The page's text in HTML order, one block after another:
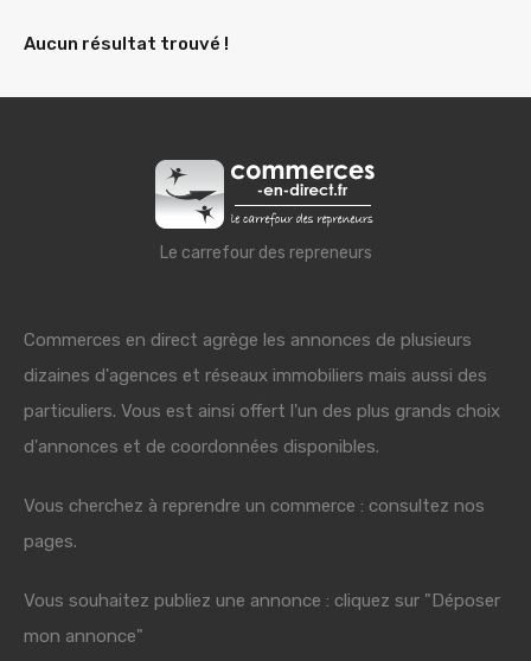
Aucun résultat trouvé !
Le carrefour des repreneurs
Commerces en direct agrège les annonces de plusieurs
dizaines d'agences et réseaux immobiliers mais aussi des
particuliers. Vous est ainsi offert l'un des plus grands choix
d'annonces et de coordonnées disponibles.
Vous cherchez à reprendre un commerce : consultez nos
pages.
Vous souhaitez publiez une annonce : cliquez sur "Déposer
mon annonce"